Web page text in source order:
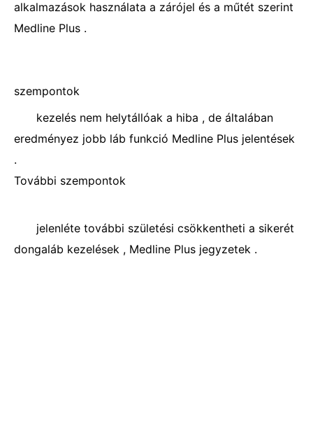
alkalmazások használata a zárójel és a műtét szerint
Medline Plus .
szempontok
kezelés nem helytállóak a hiba , de általában
eredményez jobb láb funkció Medline Plus jelentések
.
További szempontok
jelenléte további születési csökkentheti a sikerét
dongaláb kezelések , Medline Plus jegyzetek .